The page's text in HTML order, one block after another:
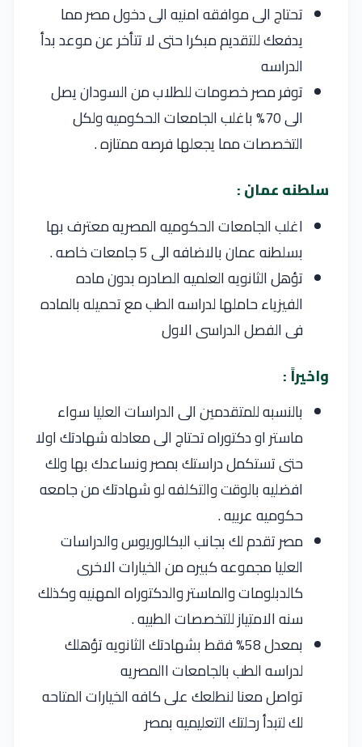
تحتاج الى موافقه امنيه الى دخول مصر مما
يدفعك للتقديم مبكرا حتى لا تتأخر عن موعد بدأ
الدراسه
توفر مصر خصومات للطلاب من السودان يصل
الى 70% باغلب الجامعات الحكوميه ولكل
التخصصات مما يجعلها فرصه ممتازه .
سلطنه عمان :
اغلب الجامعات الحكوميه المصريه معترف بها
بسلطنه عمان بالاضافه الى 5 جامعات خاصه .
تؤهل الثانويه العلميه الصادره بدون ماده
الفيزياء حاملها لدراسه الطب مع تحميله بالماده
فى الفصل الدراسى الاول
واخيراً :
بالنسبه للمتقدمين الى الدراسات العليا سواء
ماستر او دكتوراه تحتاج الى معادله شهادتك اولا
حتى تستكمل دراستك بمصر ونساعدك بها ولك
افضليه بالوقت والتكلفه لو شهادتك من جامعه
حكوميه عربيه .
مصر تقدم لك بجانب البكالوريوس والدراسات
العليا مجموعه كبيره من الخيارات الاخرى
كالدبلومات والماستر والدكتوراه المهنيه وكذلك
سنه الامتياز للتخصصات الطبيه .
بمعدل 58% فقط بشهادتك الثانويه تؤهلك
لدراسه الطب بالجامعات االمصريه
تواصل معنا لنطلعك على كافه الخيارات المتاحه
لك لتبدأ رحلتك التعليميه بمصر